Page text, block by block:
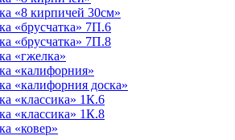
«8 кирпичей 30см»
«брусчатка» 7П.6
«брусчатка» 7П.8
«гжелка»
«калифорния»
«калифорния доска»
«классика» 1К.6
«классика» 1К.8
«ковер»